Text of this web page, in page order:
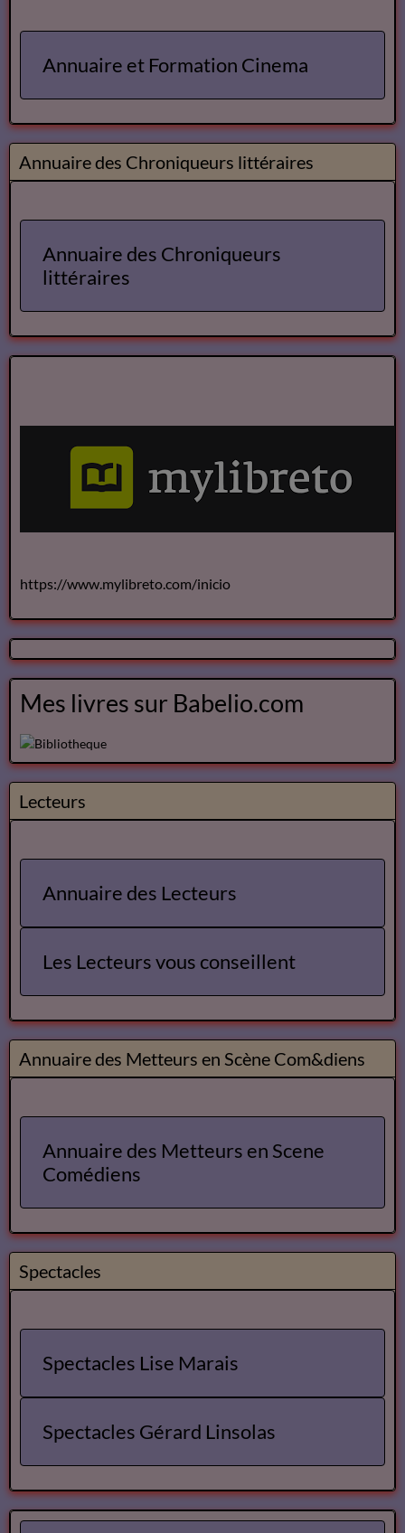
Cours et Formation Paris
Annuaire et Formation Cinema
Annuaire des Chroniqueurs
littéraires
https://www.mylibreto.com/inicio
Mes livres sur Babelio.com
Lecteurs
Annuaire des Lecteurs
Les Lecteurs vous conseillent
Annuaire des Metteurs en Scène Com&diens
Annuaire des Metteurs en Scene
Comédiens
Spectacles